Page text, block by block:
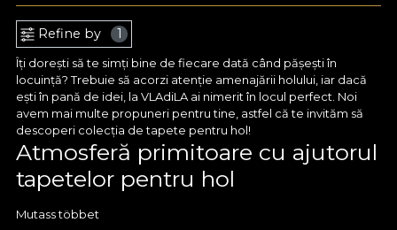
Refine by 1
Îți dorești să te simți bine de fiecare dată când pășești în
locuință? Trebuie să acorzi atenție amenajării holului, iar dacă
ești în pană de idei, la VLAdiLA ai nimerit în locul perfect. Noi
avem mai multe propuneri pentru tine, astfel că te invităm să
descoperi colecția de tapete pentru hol!
Atmosferă primitoare cu ajutorul
tapetelor pentru hol
Tapetul pentru hol este o cale excelentă spre un decor
Mutass többet